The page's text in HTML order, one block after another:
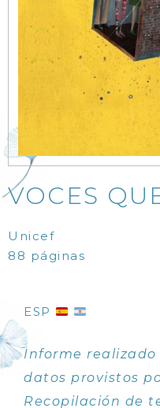
VOCES
Unicef
88 páginas
ESP
Informe
datos provistos
Recopilación de